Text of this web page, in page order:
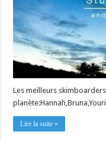
Les meilleurs
Lire la suite »